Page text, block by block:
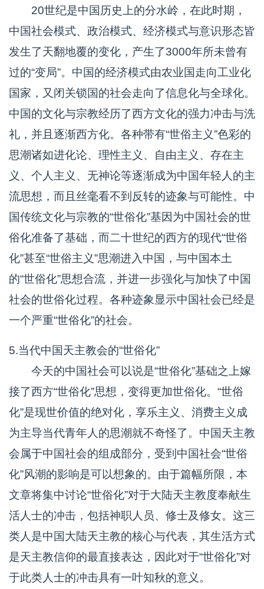
20世纪是中国历史上的分水岭，在此时期，
中国社会模式、政治模式、经济模式与意识形态皆
发生了天翻地覆的变化，产生了3000年所未曾有
过的“变局”。中国的经济模式由农业国走向工业化
国家，又闭关锁国的社会走向了信息化与全球化。
中国的文化与宗教经历了西方文化的强力冲击与洗
礼，并且逐渐西方化。各种带有“世俗主义”色彩的
思潮诸如进化论、理性主义、自由主义、存在主
义、个人主义、无神论等逐渐成为中国年轻人的主
流思想，而且丝毫看不到反转的迹象与可能性。中
国传统文化与宗教的“世俗化”基因为中国社会的世
俗化准备了基础，而二十世纪的西方的现代“世俗
化”甚至“世俗主义”思潮进入中国，与中国本土
的“世俗化”思想合流，并进一步强化与加快了中国
社会的世俗化过程。各种迹象显示中国社会已经是
一个严重“世俗化”的社会。
5.当代中国天主教会的“世俗化”
今天的中国社会可以说是“世俗化”基础之上嫁
接了西方“世俗化”思想，变得更加世俗化。“世俗
化”是现世价值的绝对化，享乐主义、消费主义成
为主导当代青年人的思潮就不奇怪了。中国天主教
会属于中国社会的组成部分，受到中国社会“世俗
化”风潮的影响是可以想象的。由于篇幅所限，本
文章将集中讨论“世俗化”对于大陆天主教度奉献生
活人士的冲击，包括神职人员、修士及修女。这三
类人是中国大陆天主教的核心与代表，其生活方式
是天主教信仰的最直接表达，因此对于“世俗化”对
于此类人士的冲击具有一叶知秋的意义。